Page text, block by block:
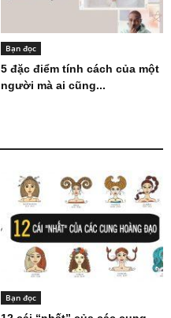
Bạn đọc
5 đặc điểm tính cách của một
người mà ai cũng...
Bạn đọc